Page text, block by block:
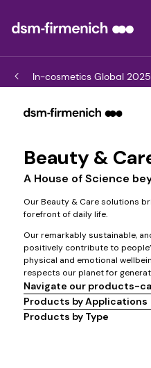
In-cosmetics Global 2025